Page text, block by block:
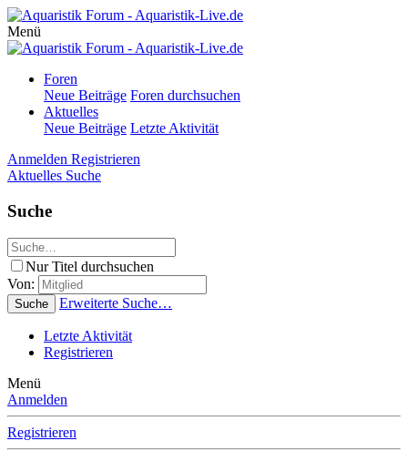
Menü
Foren
Neue Beiträge Foren durchsuchen
Aktuelles
Neue Beiträge Letzte Aktivität
Anmelden Registrieren
Aktuelles Suche
Suche
Nur Titel durchsuchen
Von:
Suche Erweiterte Suche…
Letzte Aktivität
Registrieren
Menü
Anmelden
Registrieren